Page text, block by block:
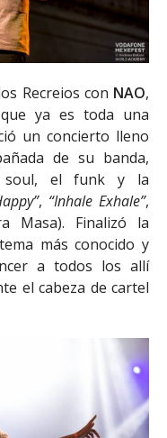
Recreios con NAO,
ya es toda una
un concierto lleno
de su banda,
soul, el funk y la
, “Inhale Exhale”,
Masa). Finalizó la
más conocido y
a todos los allí
el cabeza de cartel